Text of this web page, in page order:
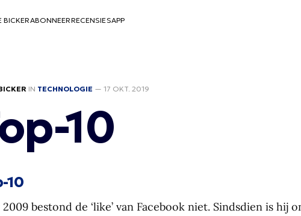
BICKERABONNEERRECENSIESAPP
IN TECHNOLOGIE — 17 OKT. 2019
10
10
bestond de ‘like’ van Facebook niet. Sindsdien is hij